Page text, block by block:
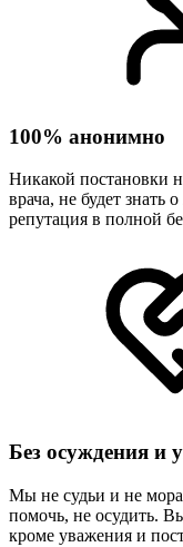
100% анонимно
Никакой постановки
врача, не будет знать
репутация в полной
Без осуждения и
Мы не судьи и не
помочь, не осудить.
кроме уважения и